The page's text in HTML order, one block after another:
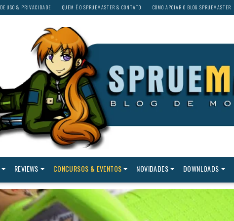
USO & PRIVACIDADE QUEM É O SPRUEMASTER & CONTATO COMO APOIAR O BLOG SPRUEMASTER
REVIEWS CONCURSOS & EVENTOS NOVIDADES DOWNLOADS